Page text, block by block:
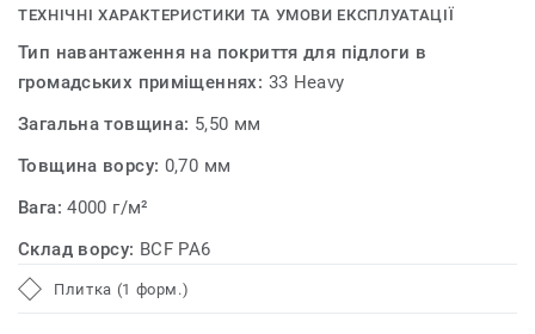
ТЕХНІЧНІ ХАРАКТЕРИСТИКИ ТА УМОВИ ЕКСПЛУАТАЦІЇ
Тип навантаження на покриття для підлоги в
громадських приміщеннях: 33 Heavy
Загальна товщина: 5,50 мм
Товщина ворсу: 0,70 мм
Вага:4000 г/м²
Склад ворсу: BCF PA6
Плитка (1 форм.)